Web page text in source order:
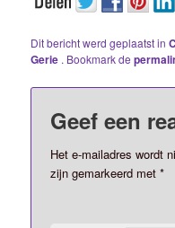
Dit bericht werd geplaatst in
Gerie . Bookmark de
Geef een
Het e-mailadres wordt
zijn gemarkeerd met*